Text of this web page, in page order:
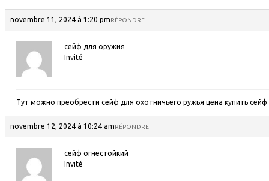
novembre 11, 2024 à 1:20 pmRÉPONDRE
сейф для оружия
Invité
Тут можно преобрести сейф для охотничьего ружья цена купить
novembre 12, 2024 à 10:24 amRÉPONDRE
сейф огнестойкий
Invité